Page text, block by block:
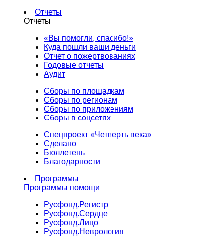
Отчеты
Отчеты
«Вы помогли, спасибо!»
Куда пошли ваши деньги
Отчет о пожертвованиях
Годовые отчеты
Аудит
Сборы по площадкам
Сборы по регионам
Сборы по приложениям
Сборы в соцсетях
Спецпроект «Четверть века»
Сделано
Бюллетень
Благодарности
Программы
Программы помощи
Русфонд.Регистр
Русфонд.Сердце
Русфонд.Лицо
Русфонд.Неврология